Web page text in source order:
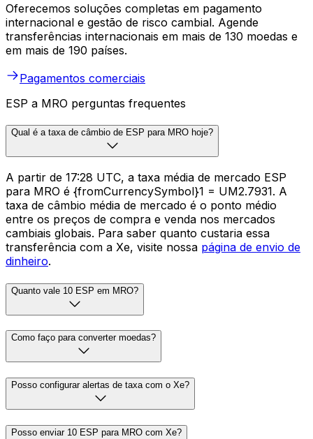
Oferecemos soluções completas em pagamento
internacional e gestão de risco cambial. Agende
transferências internacionais em mais de 130 moedas e
em mais de 190 países.
Pagamentos comerciais
ESP a MRO perguntas frequentes
Qual é a taxa de câmbio de ESP para MRO hoje?
A partir de 17:28 UTC, a taxa média de mercado ESP
para MRO é {fromCurrencySymbol}1 = UM2.7931. A
taxa de câmbio média de mercado é o ponto médio
entre os preços de compra e venda nos mercados
cambiais globais. Para saber quanto custaria essa
transferência com a Xe, visite nossa página de envio de
dinheiro.
Quanto vale 10 ESP em MRO?
Como faço para converter moedas?
Posso configurar alertas de taxa com o Xe?
Posso enviar 10 ESP para MRO com Xe?